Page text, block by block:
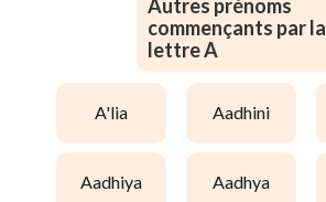
Autres prénoms
commençants par la
lettre A
a'lia aadhini
aadhiya aadhya